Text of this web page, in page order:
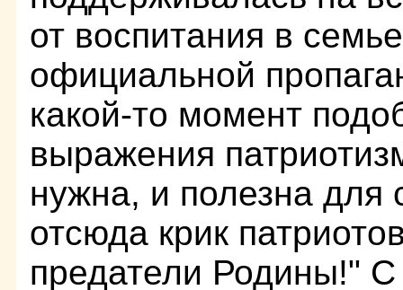
от воспитания в
официальной
какой-то момент
выражения
нужна, и полезна для
отсюда крик
предатели Родины!" С